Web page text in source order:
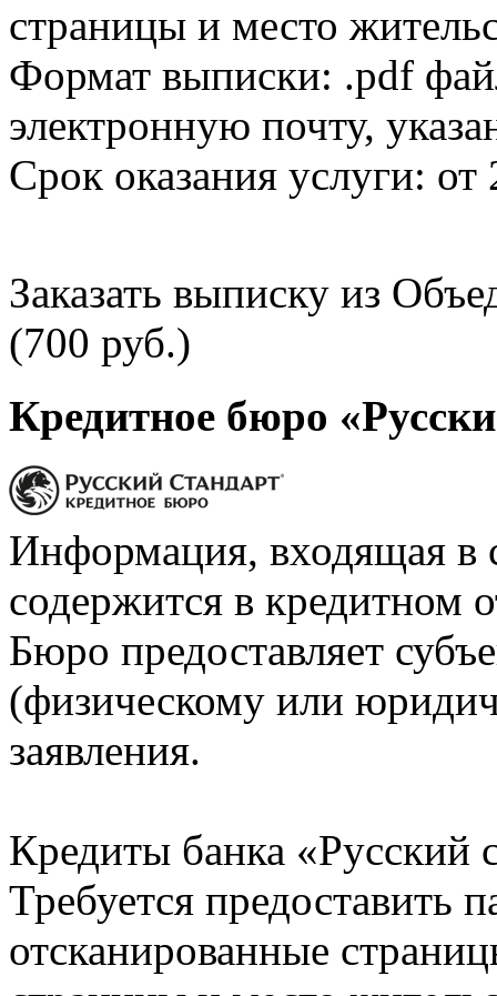
страницы и место
Формат выписки: .pdf
электронную почту,
Срок оказания услуги: от
Заказать выписку из
(700 руб.)
Кредитное бюро
Информация, входящая в
содержится в кредитном
Бюро предоставляет
(физическому или
заявления.
Кредиты банка «Русский
Требуется предоставить
отсканированные